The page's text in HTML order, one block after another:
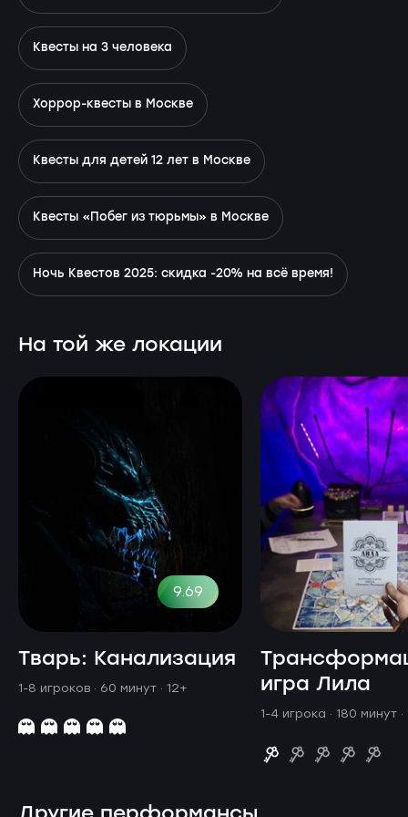
Квесты на 3 человека
Хоррор-квесты в Москве
Квесты для детей 12 лет в Москве
Квесты «Побег из тюрьмы» в Москве
Ночь Квестов 2025: скидка -20% на всё время!
На той же локации
9.69
Тварь: Канализация
1-8 игроков · 60 минут · 12+
игра Лила
1-4 игрока · 180 минут